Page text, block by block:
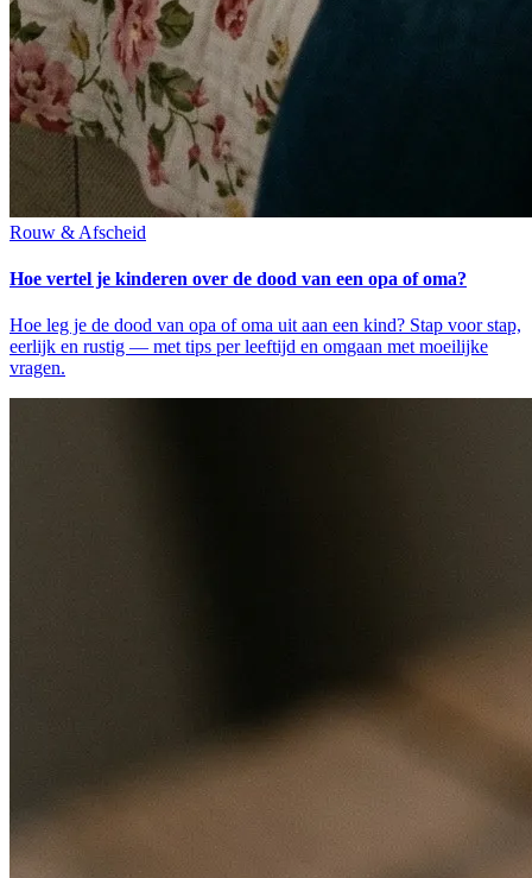
Rouw & Afscheid
Hoe vertel je kinderen over de dood van een opa of oma?
Hoe leg je de dood van opa of oma uit aan een kind? Stap voor stap,
eerlijk en rustig — met tips per leeftijd en omgaan met moeilijke
vragen.